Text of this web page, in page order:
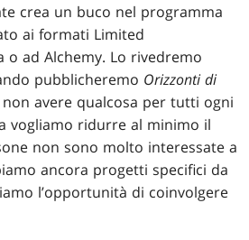
crea un buco nel programma
ai formati Limited
o ad Alchemy. Lo rivedremo
pubblicheremo Orizzonti di
avere qualcosa per tutti ogni
vogliamo ridurre al minimo il
non sono molto interessate a
ancora progetti specifici da
l’opportunità di coinvolgere